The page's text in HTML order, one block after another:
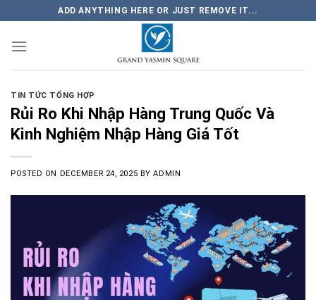
content
ADD ANYTHING HERE OR JUST REMOVE IT...
TIN TỨC TỔNG HỢP
Rủi Ro Khi Nhập Hàng Trung Quốc Và
Kinh Nghiệm Nhập Hàng Giá Tốt
POSTED ON DECEMBER 24, 2025 BYADMIN